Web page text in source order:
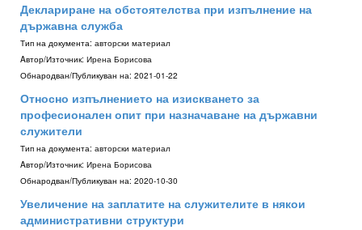
Деклариране на обстоятелства при изпълнение на
държавна служба
Тип на документа: авторски материал
Aвтор/Източник: Ирена Борисова
Обнародван/Публикуван на: 2021-01-22
Относно изпълнението на изискването за
професионален опит при назначаване на държавни
служители
Тип на документа: авторски материал
Aвтор/Източник: Ирена Борисова
Обнародван/Публикуван на: 2020-10-30
Увеличение на заплатите на служителите в някои
административни структури